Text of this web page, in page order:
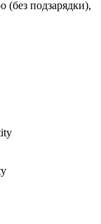
(без подзарядки),